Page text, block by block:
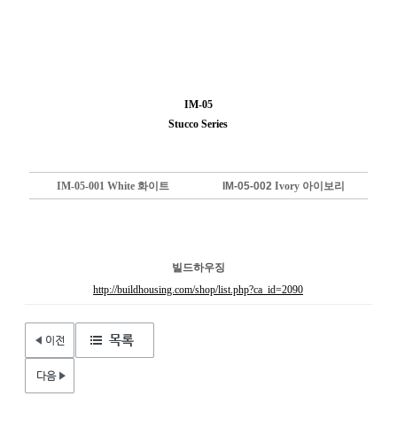
IM-05
Stucco Series
IM-05-001White 화이트 IM-05-002 Ivory 아이보리
빌드하우징
http://buildhousing.com/shop/list.php?ca_id=2090